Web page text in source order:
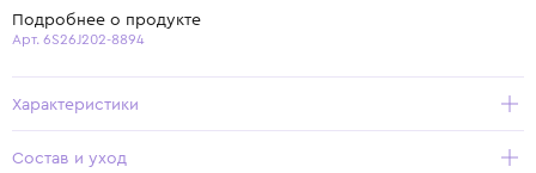
Подробнее о продукте
Арт. 6S26J202-8894
Характеристики
Состав и уход